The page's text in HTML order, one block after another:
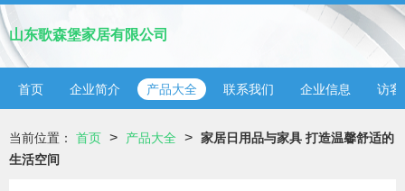
山东歌森堡家居有限公司
首页 企业简介 产品大全 联系我们 企业信息 访客
当前位置： 首页 > 产品大全 > 家居日用品与家具 打造温馨舒适的
生活空间